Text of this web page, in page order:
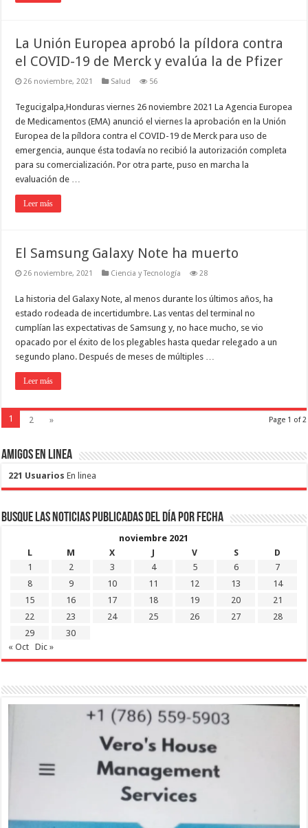
La Unión Europea aprobó la píldora contra
el COVID-19 de Merck y evalúa la de Pfizer
26 noviembre, 2021 Salud 56
Tegucigalpa,Honduras viernes 26 noviembre 2021 La Agencia Europea
de Medicamentos (EMA) anunció el viernes la aprobación en la Unión
Europea de la píldora contra el COVID-19 de Merck para uso de
emergencia, aunque ésta todavía no recibió la autorización completa
para su comercialización. Por otra parte, puso en marcha la
evaluación de …
Leer más
El Samsung Galaxy Note ha muerto
26 noviembre, 2021 Ciencia y Tecnología 28
La historia del Galaxy Note, al menos durante los últimos años, ha
estado rodeada de incertidumbre. Las ventas del terminal no
cumplían las expectativas de Samsung y, no hace mucho, se vio
opacado por el éxito de los plegables hasta quedar relegado a un
segundo plano. Después de meses de múltiples …
Leer más
Page 1 of 2
1 2 »
Amigos en Linea
221 Usuarios En linea
Busque las noticias publicadas del día por fecha
noviembre 2021
L
M X J V S
D
1
2 3 4 5 6
7
8
9 10 11 12 13
14
15
16 17 18 19 20
21
22
23 24 25 26 27
28
29
30
« Oct
Dic »